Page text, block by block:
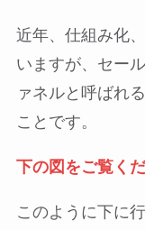
近年、仕組み化
いますが、セー
ァネルと呼ばれ
ことです。
下の図をご覧くだ
このように下に